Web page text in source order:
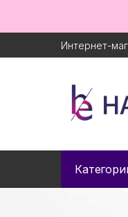
Интернет-